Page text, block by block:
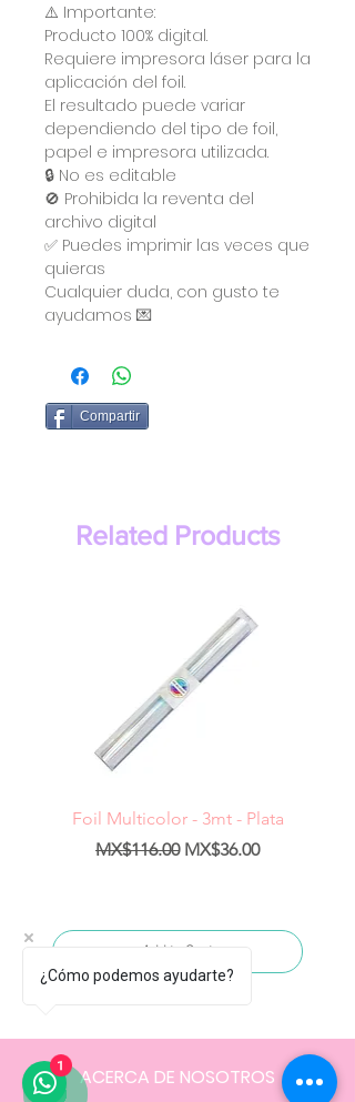
⚠️ Importante:
Producto 100% digital.
Requiere impresora láser para la
aplicación del foil.
El resultado puede variar
dependiendo del tipo de foil,
papel e impresora utilizada.
🔒 No es editable
🚫 Prohibida la reventa del
archivo digital
✅ Puedes imprimir las veces que
quieras
Cualquier duda, con gusto te
ayudamos 💌
Compartir
Related Products
Foil Multicolor - 3mt - Plata
Regular Price
MX$116.00 Sale Price
MX$36.00
Add to Cart
ACERCA DE NOSOTROS
¿Cómo podemos ayudarte?
1